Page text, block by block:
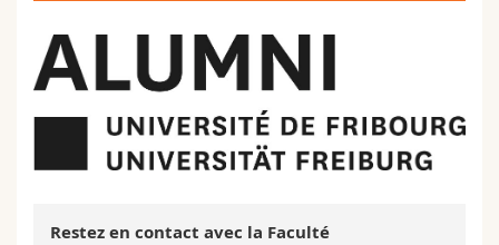
Restez en contact avec la Faculté